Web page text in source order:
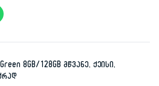
8GB/128GB მწვანე, ქეისი,